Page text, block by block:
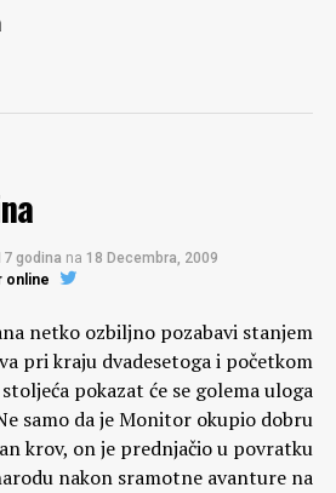
godina na 18 Decembra, 2009
online
netko ozbiljno pozabavi stanjem
pri kraju dvadesetoga i početkom
pokazat će se golema uloga
samo da je Monitor okupio dobru
krov, on je prednjačio u povratku
nakon sramotne avanture na